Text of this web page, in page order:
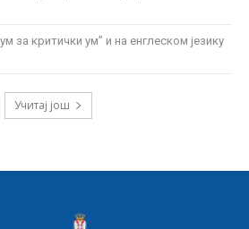
за критички ум” и на енглеском језику
Учитај још